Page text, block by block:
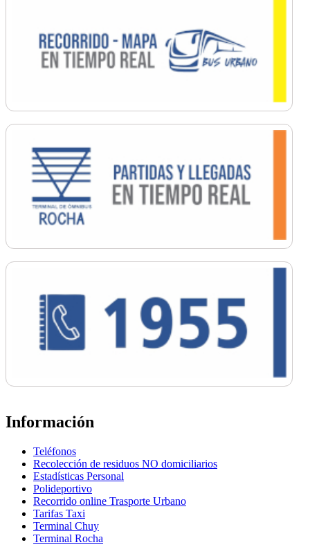
Ordenamiento
Promoción Social
Salud
Secretaría General
Información
Teléfonos
Recolección de residuos NO domiciliarios
Estadísticas Personal
Polideportivo
Recorrido online Trasporte Urbano
Tarifas Taxi
Terminal Chuy
Terminal Rocha